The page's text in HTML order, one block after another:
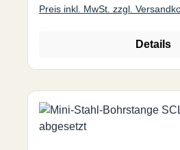
Preis inkl. MwSt. zzgl.
Details